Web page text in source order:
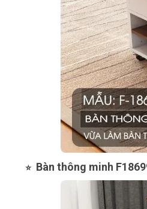
⭐ Bàn thông minh